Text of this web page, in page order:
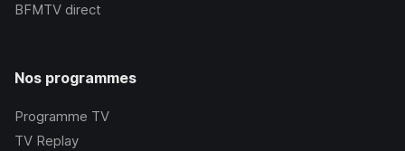
BFMTV direct
Nos programmes
Programme TV
TV Replay